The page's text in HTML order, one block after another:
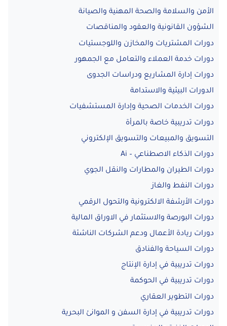
الأمن والسلامة والصحة المهنية والصيانة
الشؤون القانونية والعقود والمناقصات
دورات المشتريات والمخازن واللوجستيات
دورات خدمة العملاء والتعامل مع الجمهور
دورات إدارة المشاريع ودراسات الجدوى
الدورات البيئية والاستدامة
دورات الخدمات الصحية وإدارة المستشفيات
دورات تدريبية خاصة بالمرأة
التسويق والمبيعات والتسويق الإلكتروني
دورات الذكاء الاصطناعي – Ai
دورات الطيران والمطارات والنقل الجوي
دورات النفط والغاز
دورات الأرشفة الالكترونية والتحول الرقمي
دورات البورصة والاستثمار في الاوراق المالية
دورات ريادة الأعمال ودعم الشركات الناشئة
دورات السياحة والفنادق
دورات تدريبية في إدارة الإنتاج
دورات تدريبية في الحوكمة
دورات التطوير العقاري
دورات تدريبية في إدارة السفن و الموانئ البحرية